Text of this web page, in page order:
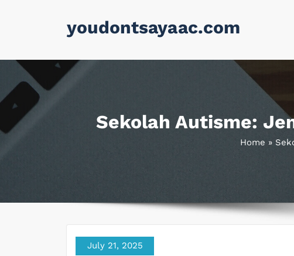
youdontsayaac.com
Sekolah Autisme:
Home »
July 21, 2025